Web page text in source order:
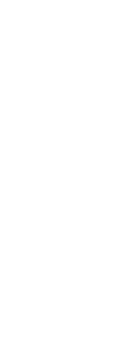
dan
Jejak
Satya